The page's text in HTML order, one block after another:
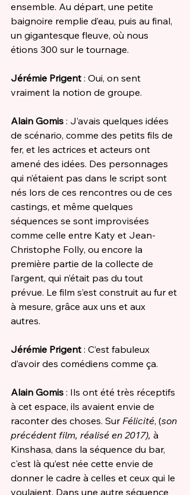
ensemble. Au départ, une petite
baignoire remplie d’eau, puis au final,
un gigantesque fleuve, où nous
étions 300 sur le tournage.
Jérémie Prigent : Oui, on sent
vraiment la notion de groupe.
Alain Gomis : J’avais quelques idées
de scénario, comme des petits fils de
fer, et les actrices et acteurs ont
amené des idées. Des personnages
qui n’étaient pas dans le script sont
nés lors de ces rencontres ou de ces
castings, et même quelques
séquences se sont improvisées
comme celle entre Katy et Jean-
Christophe Folly, ou encore la
première partie de la collecte de
l’argent, qui n’était pas du tout
prévue. Le film s’est construit au fur et
à mesure, grâce aux uns et aux
autres.
Jérémie Prigent : C’est fabuleux
d’avoir des comédiens comme ça.
Alain Gomis : Ils ont été très réceptifs
à cet espace, ils avaient envie de
raconter des choses. Sur Félicité, (son
précédent film, réalisé en 2017), à
Kinshasa, dans la séquence du bar,
c'est là qu’est née cette envie de
donner le cadre à celles et ceux qui le
voulaient. Dans une autre séquence